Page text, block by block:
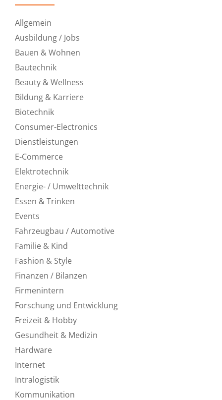
Allgemein
Ausbildung / Jobs
Bauen & Wohnen
Bautechnik
Beauty & Wellness
Bildung & Karriere
Biotechnik
Consumer-Electronics
Dienstleistungen
E-Commerce
Elektrotechnik
Energie- / Umwelttechnik
Essen & Trinken
Events
Fahrzeugbau / Automotive
Familie & Kind
Fashion & Style
Finanzen / Bilanzen
Firmenintern
Forschung und Entwicklung
Freizeit & Hobby
Gesundheit & Medizin
Hardware
Internet
Intralogistik
Kommunikation